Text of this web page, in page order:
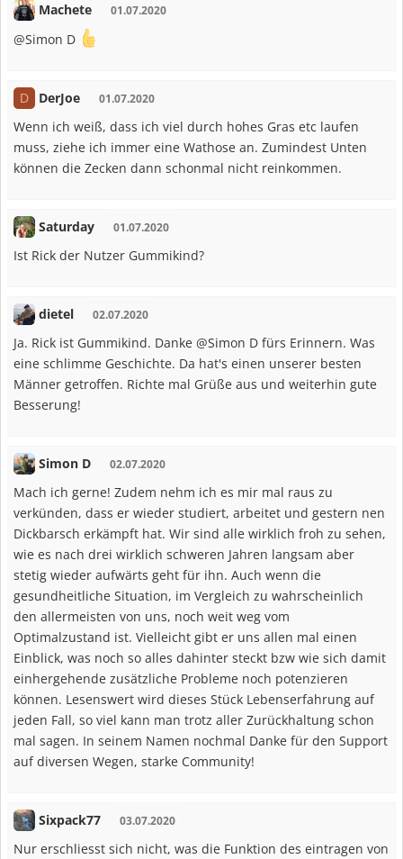
Machete 01.07.2020
@Simon D
D DerJoe 01.07.2020
Wenn ich weiß, dass ich viel durch hohes Gras etc laufen
muss, ziehe ich immer eine Wathose an. Zumindest Unten
können die Zecken dann schonmal nicht reinkommen.
Saturday 01.07.2020
Ist Rick der Nutzer Gummikind?
dietel 02.07.2020
Ja. Rick ist Gummikind. Danke @Simon D fürs Erinnern. Was
eine schlimme Geschichte. Da hat's einen unserer besten
Männer getroffen. Richte mal Grüße aus und weiterhin gute
Besserung!
Simon D 02.07.2020
Mach ich gerne! Zudem nehm ich es mir mal raus zu
verkünden, dass er wieder studiert, arbeitet und gestern nen
Dickbarsch erkämpft hat. Wir sind alle wirklich froh zu sehen,
wie es nach drei wirklich schweren Jahren langsam aber
stetig wieder aufwärts geht für ihn. Auch wenn die
gesundheitliche Situation, im Vergleich zu wahrscheinlich
den allermeisten von uns, noch weit weg vom
Optimalzustand ist. Vielleicht gibt er uns allen mal einen
Einblick, was noch so alles dahinter steckt bzw wie sich damit
einhergehende zusätzliche Probleme noch potenzieren
können. Lesenswert wird dieses Stück Lebenserfahrung auf
jeden Fall, so viel kann man trotz aller Zurückhaltung schon
mal sagen. In seinem Namen nochmal Danke für den Support
auf diversen Wegen, starke Community!
Sixpack77 03.07.2020
Nur erschliesst sich nicht, was die Funktion des eintragen von